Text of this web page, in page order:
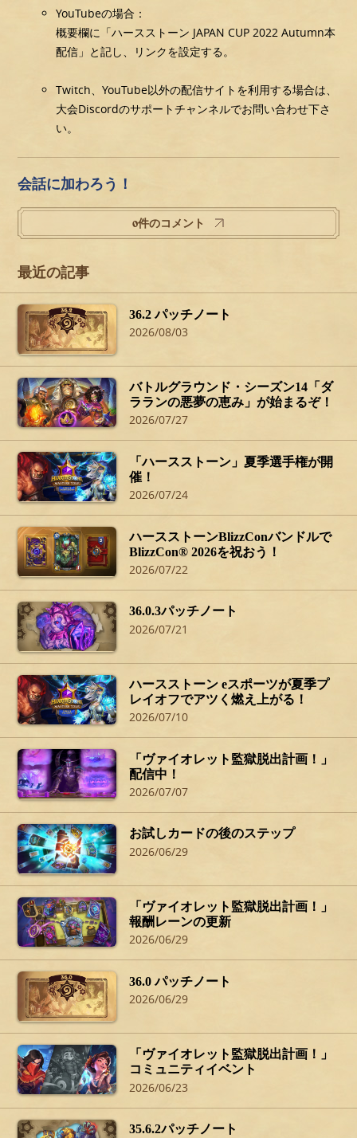
YouTubeの場合：
概要欄に「ハースストーン JAPAN CUP 2022 Autumn本
配信」と記し、リンクを設定する。
Twitch、YouTube以外の配信サイトを利用する場合は、
大会Discordのサポートチャンネルでお問い合わせ下さ
い。
会話に加わろう！
0件のコメント
最近の記事
36.2 パッチノート
2026/08/03
バトルグラウンド・シーズン14「ダ
ラランの悪夢の恵み」が始まるぞ！
2026/07/27
「ハースストーン」夏季選手権が開
催！
2026/07/24
ハースストーンBlizzConバンドルで
BlizzCon® 2026を祝おう！
2026/07/22
36.0.3パッチノート
2026/07/21
ハースストーン eスポーツが夏季プ
レイオフでアツく燃え上がる！
2026/07/10
「ヴァイオレット監獄脱出計画！」
配信中！
2026/07/07
お試しカードの後のステップ
2026/06/29
「ヴァイオレット監獄脱出計画！」
報酬レーンの更新
2026/06/29
36.0 パッチノート
2026/06/29
「ヴァイオレット監獄脱出計画！」
コミュニティイベント
2026/06/23
35.6.2パッチノート